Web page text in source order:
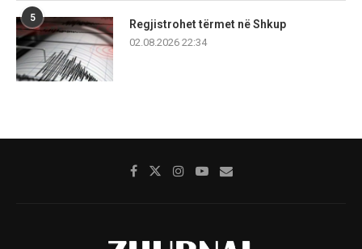
5
Regjistrohet tërmet në Shkup
02.08.2026 22:34